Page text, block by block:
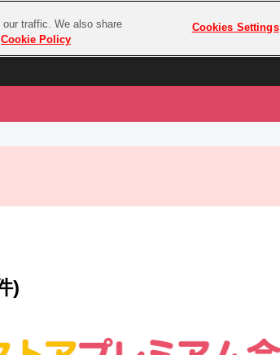
プレミアム会員とは
STAGE
ラブライブ！サンシャイン‼
モフモフパレード
)
traffic. We also share
Cookie Policy
Cookies Settings